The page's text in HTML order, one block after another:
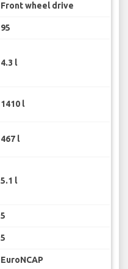
Front wheel drive
95
4.3 l
1410 l
467 l
5.1 l
5
5
EuroNCAP